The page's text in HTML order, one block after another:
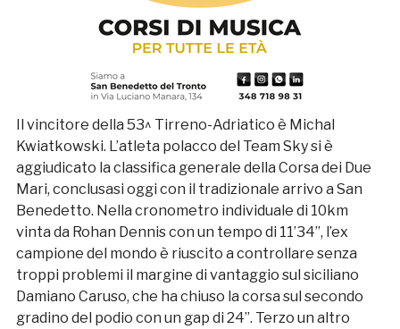
Il vincitore della 53^ Tirreno-Adriatico è Michal
Kwiatkowski. L’atleta polacco del Team Sky si è
aggiudicato la classifica generale della Corsa dei Due
Mari, conclusasi oggi con il tradizionale arrivo a San
Benedetto. Nella cronometro individuale di 10km
vinta da Rohan Dennis con un tempo di 11’34”, l’ex
campione del mondo è riuscito a controllare senza
troppi problemi il margine di vantaggio sul siciliano
Damiano Caruso, che ha chiuso la corsa sul secondo
gradino del podio con un gap di 24”. Terzo un altro